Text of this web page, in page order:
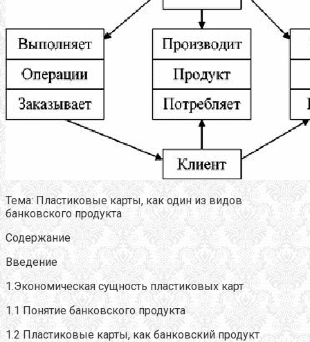
Тема: Пластиковые карты, как один из видов
банковского продукта
Содержание
Введение
1.Экономическая сущность пластиковых карт
1.1 Понятие банковского продукта
1.2 Пластиковые карты, как банковский продукт